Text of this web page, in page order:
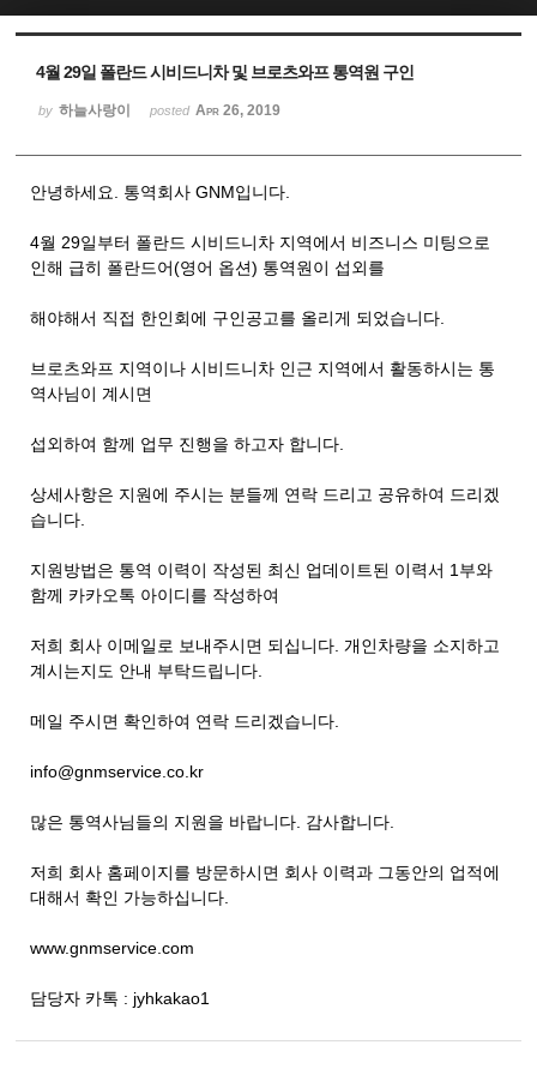
4월 29일 폴란드 시비드니차 및 브로츠와프 통역원 구인
by 하늘사랑이 posted Apr 26, 2019
안녕하세요. 통역회사 GNM입니다.
4월 29일부터 폴란드 시비드니차 지역에서 비즈니스 미팅으로
인해 급히 폴란드어(영어 옵션) 통역원이 섭외를
해야해서 직접 한인회에 구인공고를 올리게 되었습니다.
브로츠와프 지역이나 시비드니차 인근 지역에서 활동하시는 통
역사님이 계시면
섭외하여 함께 업무 진행을 하고자 합니다.
상세사항은 지원에 주시는 분들께 연락 드리고 공유하여 드리겠
습니다.
지원방법은 통역 이력이 작성된 최신 업데이트된 이력서 1부와
함께 카카오톡 아이디를 작성하여
저희 회사 이메일로 보내주시면 되십니다. 개인차량을 소지하고
계시는지도 안내 부탁드립니다.
메일 주시면 확인하여 연락 드리겠습니다.
info@gnmservice.co.kr
많은 통역사님들의 지원을 바랍니다. 감사합니다.
저희 회사 홈페이지를 방문하시면 회사 이력과 그동안의 업적에
대해서 확인 가능하십니다.
www.gnmservice.com
담당자 카톡 : jyhkakao1
Sketchbook5, 스케치북5